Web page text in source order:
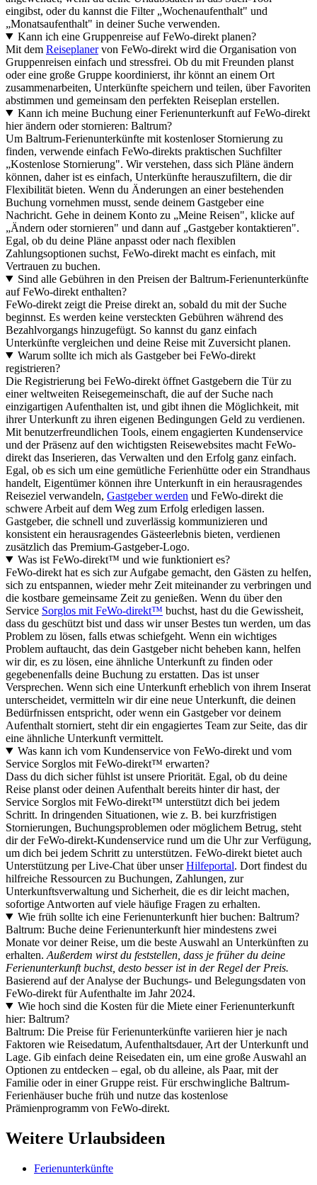
eingibst, oder du kannst die Filter „Wochenaufenthalt" und
„Monatsaufenthalt" in deiner Suche verwenden.
Kann ich eine Gruppenreise auf FeWo-direkt planen?
Mit dem Reiseplanervon FeWo-direkt wird die Organisation von
Gruppenreisen einfach und stressfrei. Ob du mit Freunden planst
oder eine große Gruppe koordinierst, ihr könnt an einem Ort
zusammenarbeiten, Unterkünfte speichern und teilen, über Favoriten
abstimmen und gemeinsam den perfekten Reiseplan erstellen.
Kann ich meine Buchung einer Ferienunterkunft auf FeWo-direkt
hier ändern oder stornieren: Baltrum?
Um Baltrum-Ferienunterkünfte mit kostenloser Stornierung zu
finden, verwende einfach FeWo-direkts praktischen Suchfilter
„Kostenlose Stornierung". Wir verstehen, dass sich Pläne ändern
können, daher ist es einfach, Unterkünfte herauszufiltern, die dir
Flexibilität bieten. Wenn du Änderungen an einer bestehenden
Buchung vornehmen musst, sende deinem Gastgeber eine
Nachricht. Gehe in deinem Konto zu „Meine Reisen", klicke auf
„Ändern oder stornieren" und dann auf „Gastgeber kontaktieren".
Egal, ob du deine Pläne anpasst oder nach flexiblen
Zahlungsoptionen suchst, FeWo-direkt macht es einfach, mit
Vertrauen zu buchen.
Sind alle Gebühren in den Preisen der Baltrum-Ferienunterkünfte
auf FeWo-direkt enthalten?
FeWo-direkt zeigt die Preise direkt an, sobald du mit der Suche
beginnst. Es werden keine versteckten Gebühren während des
Bezahlvorgangs hinzugefügt. So kannst du ganz einfach
Unterkünfte vergleichen und deine Reise mit Zuversicht planen.
Warum sollte ich mich als Gastgeber bei FeWo-direkt
registrieren?
Die Registrierung bei FeWo-direkt öffnet Gastgebern die Tür zu
einer weltweiten Reisegemeinschaft, die auf der Suche nach
einzigartigen Aufenthalten ist, und gibt ihnen die Möglichkeit, mit
ihrer Unterkunft zu ihren eigenen Bedingungen Geld zu verdienen.
Mit benutzerfreundlichen Tools, einem engagierten Kundenservice
und der Präsenz auf den wichtigsten Reisewebsites macht FeWo-
direkt das Inserieren, das Verwalten und den Erfolg ganz einfach.
Egal, ob es sich um eine gemütliche Ferienhütte oder ein Strandhaus
handelt, Eigentümer können ihre Unterkunft in ein herausragendes
Reiseziel verwandeln, Gastgeber werden und FeWo-direkt die
schwere Arbeit auf dem Weg zum Erfolg erledigen lassen.
Gastgeber, die schnell und zuverlässig kommunizieren und
konsistent ein herausragendes Gästeerlebnis bieten, verdienen
zusätzlich das Premium-Gastgeber-Logo.
Was ist FeWo-direkt™ und wie funktioniert es?
FeWo-direkt hat es sich zur Aufgabe gemacht, den Gästen zu helfen,
sich zu entspannen, wieder mehr Zeit miteinander zu verbringen und
die kostbare gemeinsame Zeit zu genießen. Wenn du über den
Service Sorglos mit FeWo-direkt™ buchst, hast du die Gewissheit,
dass du geschützt bist und dass wir unser Bestes tun werden, um das
Problem zu lösen, falls etwas schiefgeht. Wenn ein wichtiges
Problem auftaucht, das dein Gastgeber nicht beheben kann, helfen
wir dir, es zu lösen, eine ähnliche Unterkunft zu finden oder
gegebenenfalls deine Buchung zu erstatten. Das ist unser
Versprechen. Wenn sich eine Unterkunft erheblich von ihrem Inserat
unterscheidet, vermitteln wir dir eine neue Unterkunft, die deinen
Bedürfnissen entspricht, oder wenn ein Gastgeber vor deinem
Aufenthalt storniert, steht dir ein engagiertes Team zur Seite, das dir
eine ähnliche Unterkunft vermittelt.
Was kann ich vom Kundenservice von FeWo-direkt und vom
Service Sorglos mit FeWo-direkt™ erwarten?
Dass du dich sicher fühlst ist unsere Priorität. Egal, ob du deine
Reise planst oder deinen Aufenthalt bereits hinter dir hast, der
Service Sorglos mit FeWo-direkt™ unterstützt dich bei jedem
Schritt. In dringenden Situationen, wie z. B. bei kurzfristigen
Stornierungen, Buchungsproblemen oder möglichem Betrug, steht
dir der FeWo-direkt-Kundenservice rund um die Uhr zur Verfügung,
um dich bei jedem Schritt zu unterstützen. FeWo-direkt bietet auch
Unterstützung per Live-Chat über unserHilfeportal. Dort findest du
hilfreiche Ressourcen zu Buchungen, Zahlungen, zur
Unterkunftsverwaltung und Sicherheit, die es dir leicht machen,
sofortige Antworten auf viele häufige Fragen zu erhalten.
Wie früh sollte ich eine Ferienunterkunft hier buchen: Baltrum?
Baltrum: Buche deine Ferienunterkunft hier mindestens zwei
Monate vor deiner Reise, um die beste Auswahl an Unterkünften zu
erhalten. Außerdem wirst du feststellen, dass je früher du deine
Ferienunterkunft buchst, desto besser ist in der Regel der Preis.
Basierend auf der Analyse der Buchungs- und Belegungsdaten von
FeWo-direkt für Aufenthalte im Jahr 2024.
Wie hoch sind die Kosten für die Miete einer Ferienunterkunft
hier: Baltrum?
Baltrum: Die Preise für Ferienunterkünfte variieren hier je nach
Faktoren wie Reisedatum, Aufenthaltsdauer, Art der Unterkunft und
Lage. Gib einfach deine Reisedaten ein, um eine große Auswahl an
Optionen zu entdecken – egal, ob du alleine, als Paar, mit der
Familie oder in einer Gruppe reist. Für erschwingliche Baltrum-
Ferienhäuser buche früh und nutze das kostenlose
Prämienprogramm von FeWo-direkt.
Weitere Urlaubsideen
Ferienunterkünfte